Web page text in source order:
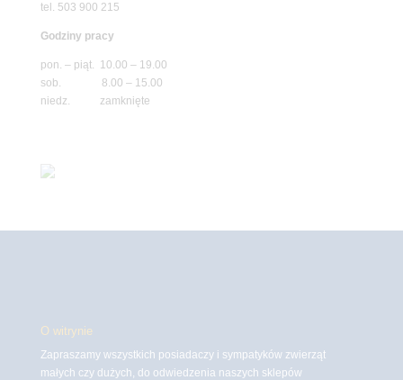
tel. 503 900 215
Godziny pracy
pon. – piąt. 10.00 – 19.00
sob. 8.00 – 15.00
niedz. zamknięte
O witrynie
Zapraszamy wszystkich posiadaczy i sympatyków zwierząt
małych czy dużych, do odwiedzenia naszych sklepów